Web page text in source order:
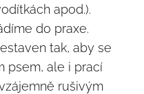
apod.).
do praxe.
tak, aby se
psem, ale i prací
rušivým